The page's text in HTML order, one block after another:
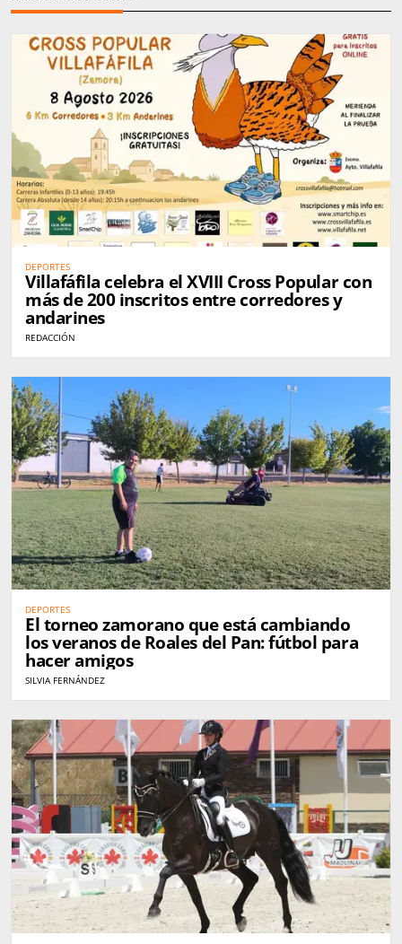
DEPORTES
Villafáfila celebra el XVIII Cross Popular con
más de 200 inscritos entre corredores y
andarines
REDACCIÓN
DEPORTES
El torneo zamorano que está cambiando
los veranos de Roales del Pan: fútbol para
hacer amigos
SILVIA FERNÁNDEZ